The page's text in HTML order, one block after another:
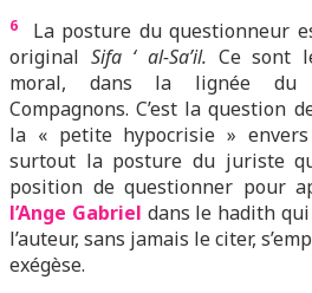
6 La posture du questionneur
original Sifa ‘ al-Sa’il. Ce sont
moral, dans la lignée du
Compagnons. C’est la question
la « petite hypocrisie » envers
surtout la posture du juriste
position de questionner pour
l’Ange Gabriel dans le hadith
l’auteur, sans jamais le citer,
exégèse.